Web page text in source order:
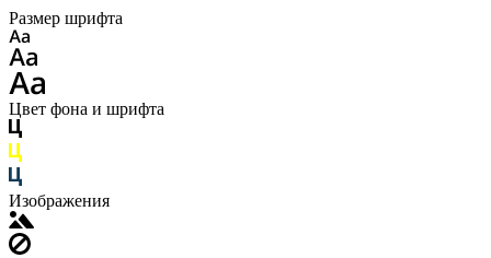
Размер шрифта
Цвет фона и шрифта
Изображения